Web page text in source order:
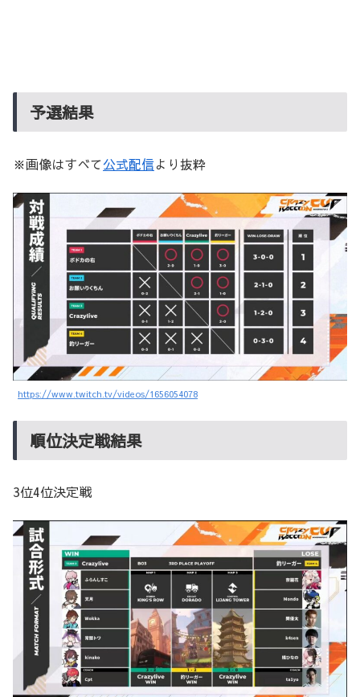
予選結果
※画像はすべて公式配信より抜粋
https://www.twitch.tv/videos/1656054078
順位決定戦結果
3位4位決定戦